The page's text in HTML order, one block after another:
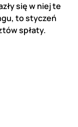
się w niej te
to styczeń
spłaty.